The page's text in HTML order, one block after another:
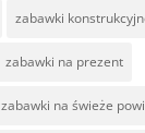
zabawki
zabawki na prezent
zabawki na świeże